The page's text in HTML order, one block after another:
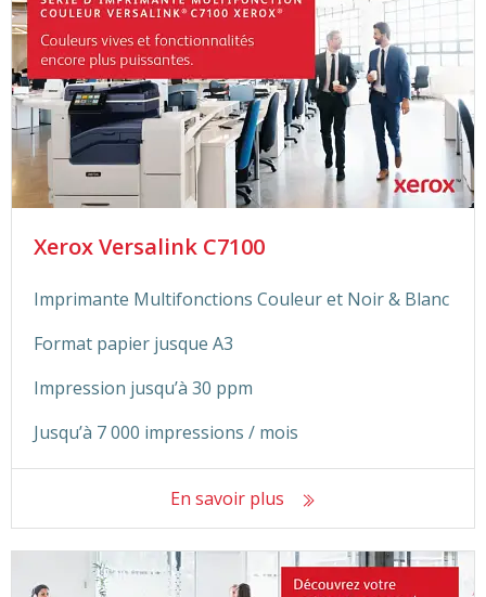
Xerox Versalink C7100
Imprimante Multifonctions Couleur et Noir & Blanc
Format papier jusque A3
Impression jusqu’à 30 ppm
Jusqu’à 7 000 impressions / mois
En savoir plus